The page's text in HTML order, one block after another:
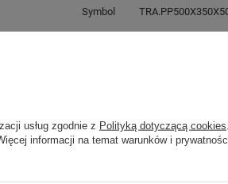
Symbol
usług zgodnie z Polityką dotyczącą cookies
informacji na temat warunków i